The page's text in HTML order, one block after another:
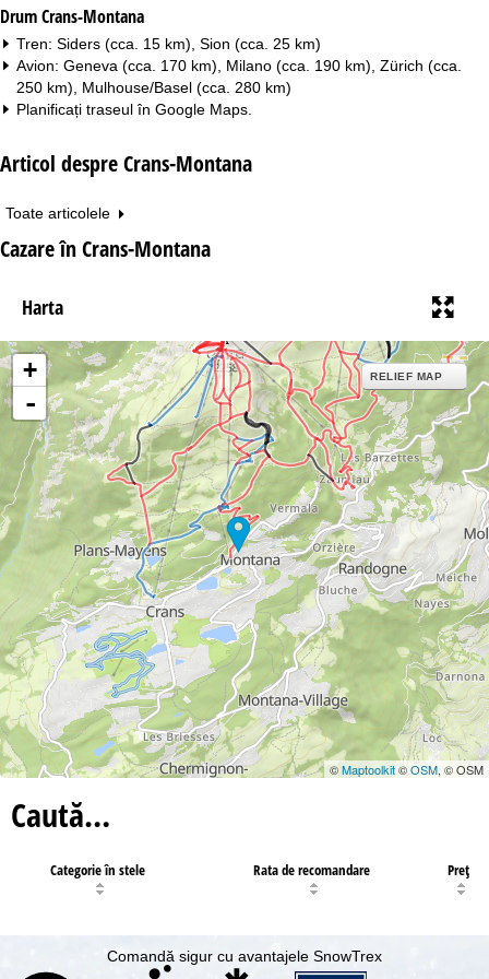
Drum Crans-Montana
Tren: Siders (cca. 15 km), Sion (cca. 25 km)
Avion: Geneva (cca. 170 km), Milano (cca. 190 km), Zürich (cca.
250 km), Mulhouse/Basel (cca. 280 km)
Planificați traseul în Google Maps
Articol despre Crans-Montana
Toate articolele
Cazare în Crans-Montana
Harta
+
-
RELIEF MAP
©Maptoolkit©OSM, © OSM
Caută…
Categorie în stele Rata de recomandare Preţ
Comandă sigur cu avantajele SnowTrex